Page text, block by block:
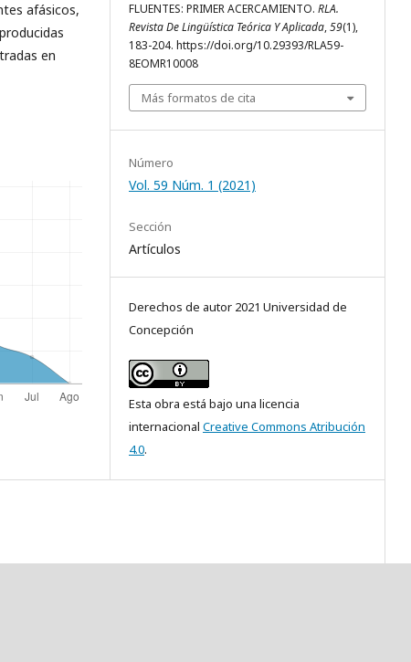
afásicos,
en
FLUENTES: PRIMER ACERCAMIENTO. RLA.
Revista De Lingüística Teórica Y Aplicada,59(1),
183-204. https://doi.org/10.29393/RLA59-
8EOMR10008
Más formatos de cita
Número
Vol. 59 Núm. 1 (2021)
Sección
Artículos
Derechos de autor 2021 Universidad de
Concepción
Esta obra está bajo una licencia
internacional Creative Commons Atribución
4.0.